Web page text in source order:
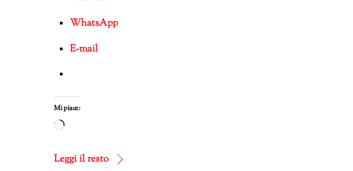
WhatsApp
E-mail
Mi piace:
Caricamento
corso…
Leggi il resto